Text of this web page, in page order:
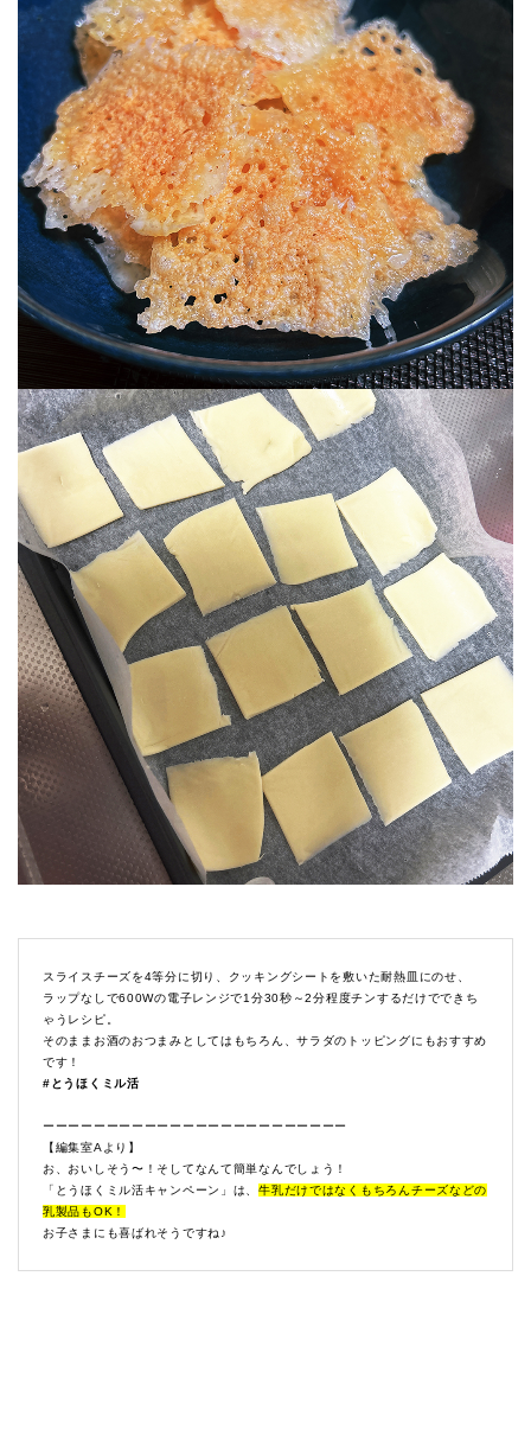
スライスチーズを4等分に切り、クッキングシートを敷いた耐熱皿にのせ、
ラップなしで600Wの電子レンジで1分30秒～2分程度チンするだけでできち
ゃうレシピ。
そのままお酒のおつまみとしてはもちろん、サラダのトッピングにもおすすめ
です！
#とうほくミル活
ーーーーーーーーーーーーーーーーーーーーーーーー
【編集室Aより】
お、おいしそう〜！そしてなんて簡単なんでしょう！
「とうほくミル活キャンペーン」は、牛乳だけではなくもちろんチーズなどの
乳製品もOK！
お子さまにも喜ばれそうですね♪